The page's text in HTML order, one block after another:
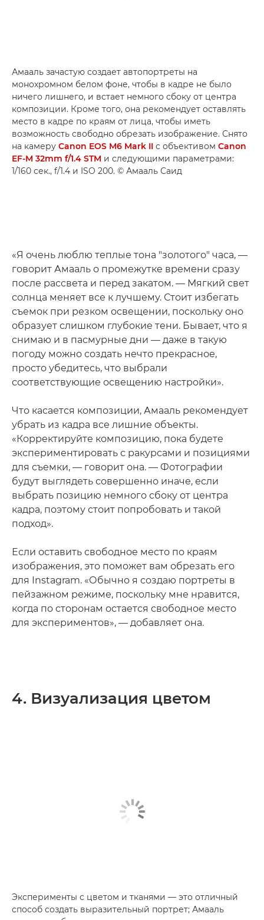
Амааль зачастую создает автопортреты на
монохромном белом фоне, чтобы в кадре не было
ничего лишнего, и встает немного сбоку от центра
композиции. Кроме того, она рекомендует оставлять
место в кадре по краям от лица, чтобы иметь
возможность свободно обрезать изображение. Снято
на камеру Canon EOS M6 Mark II с объективом Canon
EF-M 32mm f/1.4 STM и следующими параметрами:
1/160 сек., f/1.4 и ISO 200. © Амааль Саид
«Я очень люблю теплые тона "золотого" часа, —
говорит Амааль о промежутке времени сразу
после рассвета и перед закатом. — Мягкий свет
солнца меняет все к лучшему. Стоит избегать
съемок при резком освещении, поскольку оно
образует слишком глубокие тени. Бывает, что я
снимаю и в пасмурные дни — даже в такую
погоду можно создать нечто прекрасное,
просто убедитесь, что выбрали
соответствующие освещению настройки».
Что касается композиции, Амааль рекомендует
убрать из кадра все лишние объекты.
«Корректируйте композицию, пока будете
экспериментировать с ракурсами и позициями
для съемки, — говорит она. — Фотографии
будут выглядеть совершенно иначе, если
выбрать позицию немного сбоку от центра
кадра, поэтому стоит попробовать и такой
подход».
Если оставить свободное место по краям
изображения, это поможет вам обрезать его
для Instagram. «Обычно я создаю портреты в
пейзажном режиме, поскольку мне нравится,
когда по сторонам остается свободное место
для экспериментов», — добавляет она.
4. Визуализация цветом
Эксперименты с цветом и тканями — это отличный
способ создать выразительный портрет; Амааль